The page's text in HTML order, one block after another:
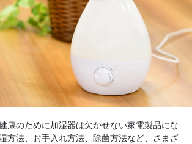
康のために加湿器は欠かせない家電製品にな
方法、お手入れ方法、除菌方法など、さまざ